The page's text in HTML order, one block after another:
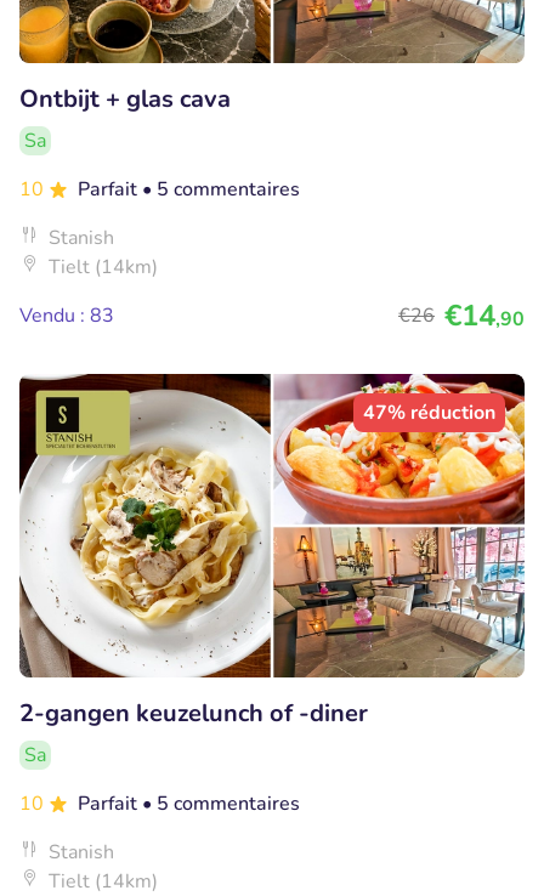
Ontbijt + glas cava
Sa
10
Parfait • 5 commentaires
Stanish
Tielt (14km)
Vendu : 83
€26 €14,90
47% réduction
2-gangen keuzelunch of -diner
Sa
10
Parfait • 5 commentaires
Stanish
Tielt (14km)